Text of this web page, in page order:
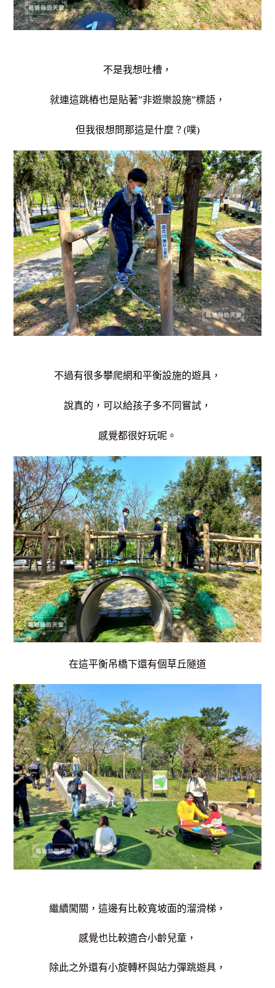
不是我想吐槽，
就連這跳樁也是貼著”非遊樂設施”標語，
但我很想問那這是什麼？(噗)
不過有很多攀爬網和平衡設施的遊具，
說真的，可以給孩子多不同嘗試，
感覺都很好玩呢。
在這平衡吊橋下還有個草丘隧道
繼續闖關，這邊有比較寬坡面的溜滑梯，
感覺也比較適合小齡兒童，
除此之外還有小旋轉杯與站力彈跳遊具，